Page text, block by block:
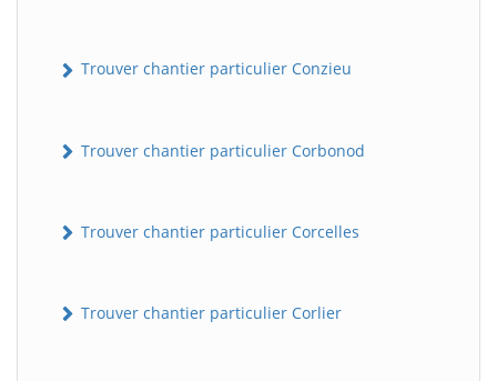
Trouver chantier particulier Conzieu
Trouver chantier particulier Corbonod
Trouver chantier particulier Corcelles
Trouver chantier particulier Corlier
B BatiWebPro